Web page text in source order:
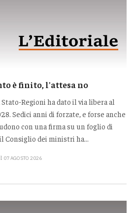
è finito, l'attesa no
Regioni ha dato il via libera al
Sedici anni di forzate, e forse anche
con una firma su un foglio di
Consiglio dei ministri ha...
07 AGOSTO 2026